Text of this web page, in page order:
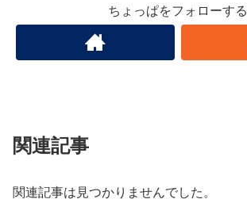
ちょっぱをフォローする
関連記事
関連記事は見つかりませんでした。